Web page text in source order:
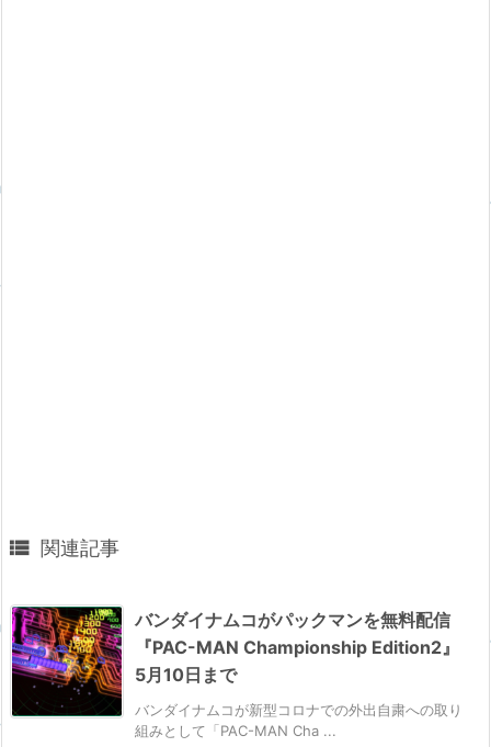
 関連記事
バンダイナムコがパックマンを無料配信
『PAC-MAN Championship Edition2』
5月10日まで
バンダイナムコが新型コロナでの外出自粛への取り
組みとして「PAC-MAN Cha ...